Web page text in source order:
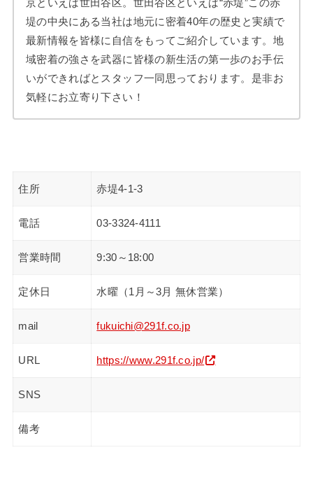
京といえば世田谷区。世田谷区といえば“赤堤”この赤
堤の中央にある当社は地元に密着40年の歴史と実績で
最新情報を皆様に自信をもってご紹介しています。地
域密着の強さを武器に皆様の新生活の第一歩のお手伝
いができればとスタッフ一同思っております。是非お
気軽にお立寄り下さい！
住所 赤堤4-1-3
電話 03-3324-4111
営業時間 9:30～18:00
定休日 水曜（1月～3月 無休営業）
mail fukuichi@291f.co.jp
URL https://www.291f.co.jp/
SNS
備考